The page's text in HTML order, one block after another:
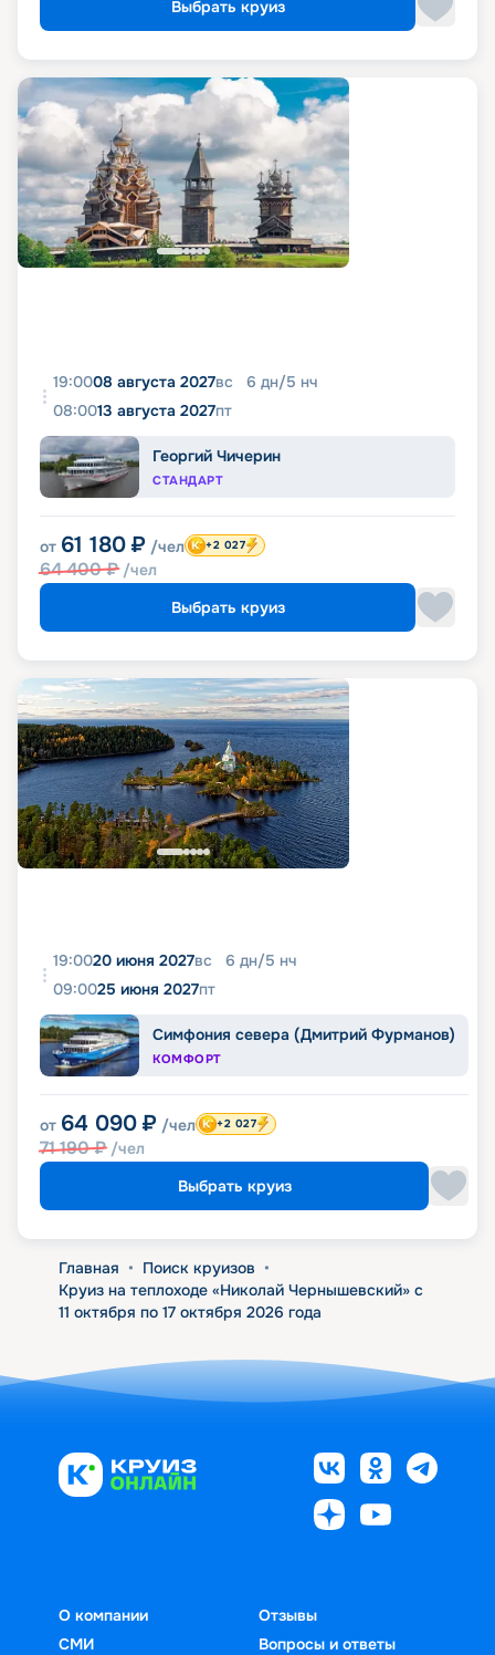
Выбрать круиз
19:0008 августа 2027вс 6 дн/5 нч
08:0013 августа 2027пт
Георгий Чичерин
СТАНДАРТ
от 61 180 ₽ /чел
64 400₽ /чел
+2 027
Выбрать круиз
19:0020 июня 2027вс 6 дн/5 нч
09:0025 июня 2027пт
Симфония севера (Дмитрий Фурманов)
КОМФОРТ
от 64 090 ₽ /чел
71 190₽ /чел
+2 027
Выбрать круиз
Главная • Поиск круизов •
Круиз на теплоходе «Николай Чернышевский» с
11 октября по 17 октября 2026 года
О компании
СМИ
Отзывы
Вопросы и ответы